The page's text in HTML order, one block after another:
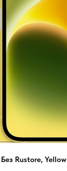
Rustore, Yellow